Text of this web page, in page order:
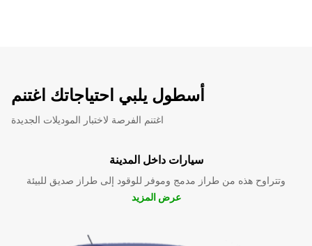
أسطول يلبي احتياجاتك اغتنم
اغتنم الفرصة لاختبار الموديلات الجديدة
سيارات داخل المدينة
وتتراوح هذه من طراز مدمج وموفر للوقود إلى طراز صديق للبيئة
عرض المزيد